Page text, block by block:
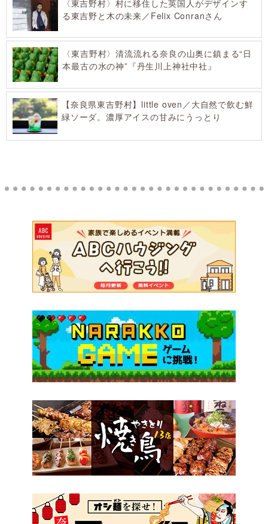
〈東吉野村〉村に移住した英国人がデザインす
る東吉野と木の未来／Felix Conranさん
〈東吉野村〉清流流れる奈良の山奥に鎮まる“日
本最古の水の神”『丹生川上神社中社』
【奈良県東吉野村】little oven／大自然で飲む鮮
緑ソーダ。濃厚アイスの甘みにうっとり